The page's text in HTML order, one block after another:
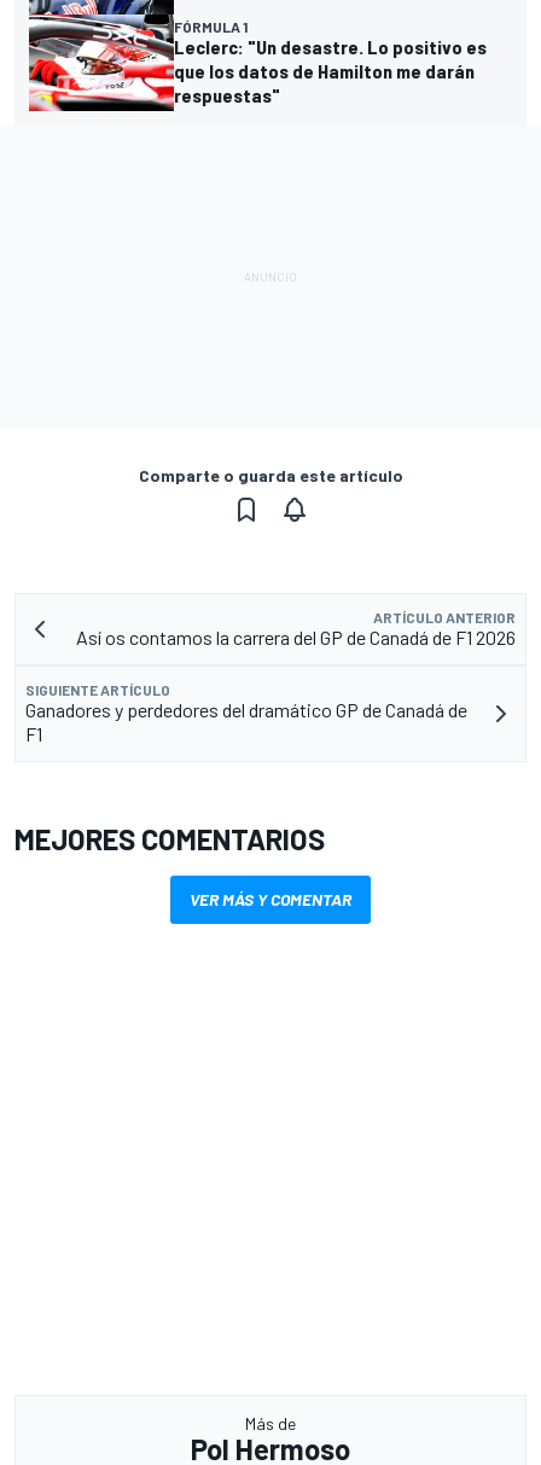
FÓRMULA 1
Leclerc: "Un desastre. Lo positivo es
que los datos de Hamilton me darán
respuestas"
Comparte o guarda este artículo
ARTÍCULO ANTERIOR
Así os contamos la carrera del GP de Canadá de F1 2026
SIGUIENTE ARTÍCULO
Ganadores y perdedores del dramático GP de Canadá de
F1
MEJORES COMENTARIOS
VER MÁS Y COMENTAR
Más de
Pol Hermoso